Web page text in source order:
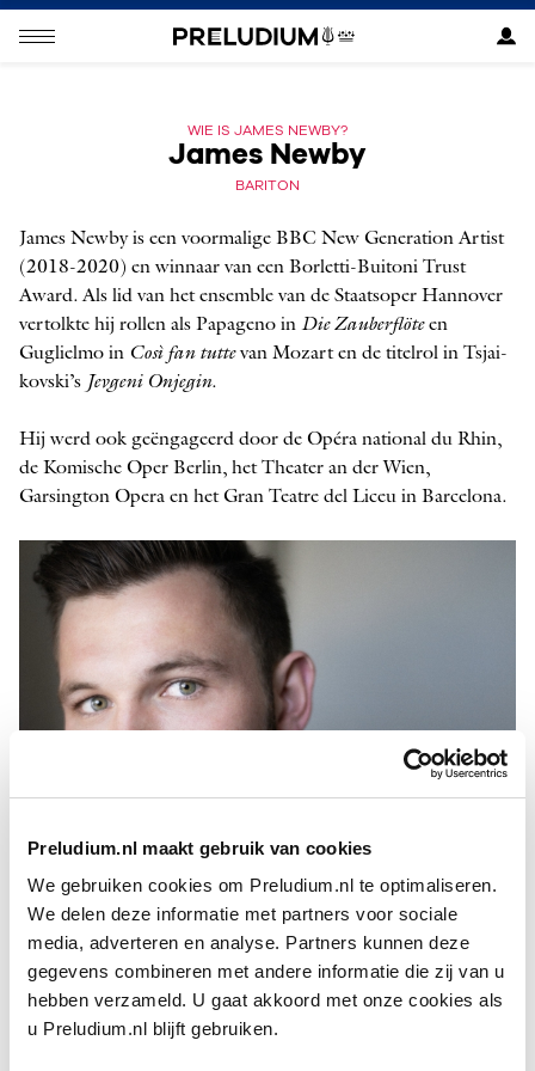
Preludium.nl maakt gebruik van cookies
We gebruiken cookies om Preludium.nl te optimaliseren.
We delen deze informatie met partners voor sociale
media, adverteren en analyse. Partners kunnen deze
gegevens combineren met andere informatie die zij van u
hebben verzameld. U gaat akkoord met onze cookies als
u Preludium.nl blijft gebruiken.
WIE IS JAMES NEWBY?
James Newby
BARITON
James Newby is een ­voormalige BBC New Generation Artist
(2018-2020) en winnaar van een Borletti-Buitoni Trust
Award. Als lid van het ensemble van de Staatsoper Hannover
vertolkte hij rollen als Papageno in Die Zauberflöteen
Guglielmo in Così fan tuttevan Mozart en de titelrol in Tsjai­
kovski’s Jevgeni Onjegin.
Hij werd ook geëngageerd door de Opéra ­national du Rhin,
de Komische Oper Berlin, het Theater an der Wien,
Garsington Opera en het Gran Teatre del Liceu in Barcelona.
James Newby
FOTO: GERARD COLLETT
De Britse bariton studeert bij Robert Dean, begon zijn
opleiding aan het Trinity Laban Conservatoire of ­Music and
Dance in Londen en won in 2016 de ­Kathleen Ferrier Award
en in 2017 de John Christie Award (Glyndebourne Festival).